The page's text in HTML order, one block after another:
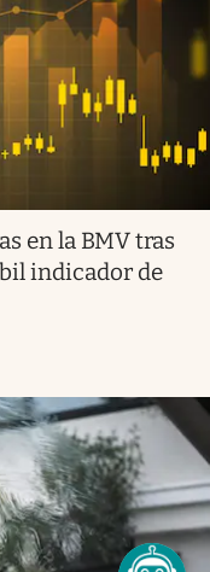
en la BMV tras
indicador de